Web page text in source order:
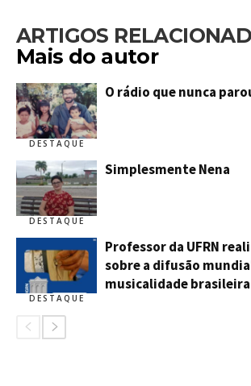
ARTIGOS
Mais do autor
DESTAQUE
O rádio que nunca
DESTAQUE
Simplesmente Nena
DESTAQUE
Professor da UFRN
sobre a difusão
musicalidade brasileira